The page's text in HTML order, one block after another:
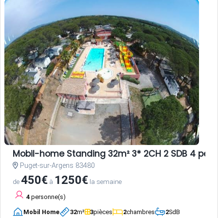
Mobil-home Standing 32m² 3* 2CH 2 SDB 4
Puget-sur-Argens 83480
de450€ à 1250€ la semaine
4 personne(s)
Mobil Home 32m² 3pièces 2chambres 2SdB